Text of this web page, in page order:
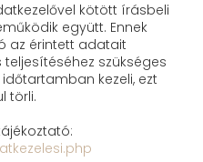
kötött írásbeli
együtt. Ennek
az érintett adatait
szükséges
kezeli, ezt
törli.